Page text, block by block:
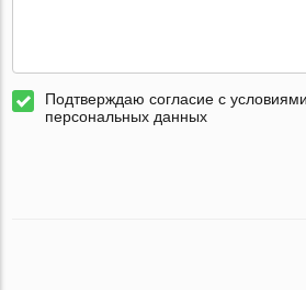
Подтверждаю согласие с
персональных данных